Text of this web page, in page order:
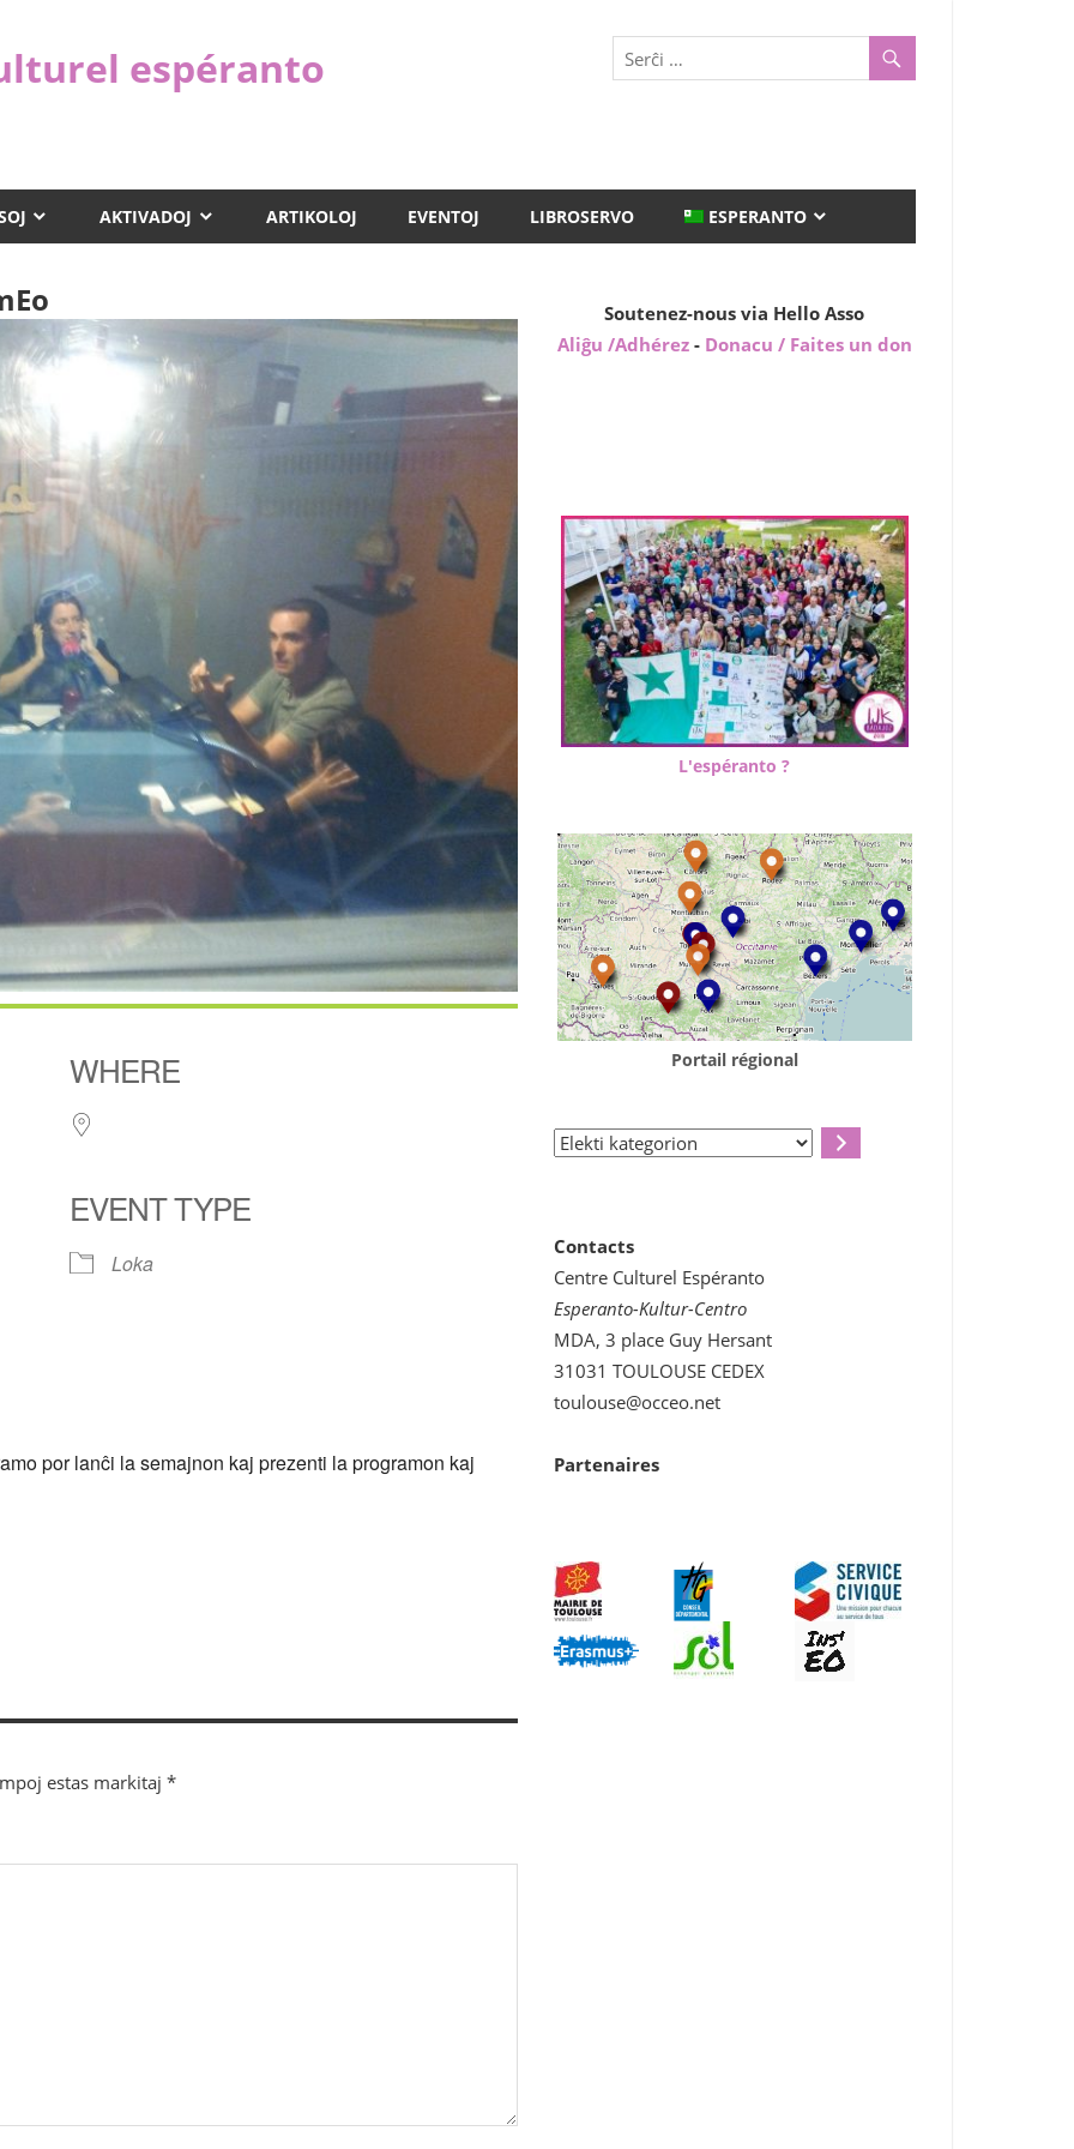
espéranto
AKTIVADOJ ARTIKOLOJ EVENTOJ LIBROSERVO ESPERANTO
iCalendar Outlook Live
WHERE
EVENT TYPE
Loka
por lanĉi la semajnon kaj prezenti la programon kaj
estas markitaj *
Soutenez-nous via Hello Asso
Aliĝu /Adhérez - Donacu / Faites un don
L'espéranto ?
Portail régional
Elekti
Contacts
Centre Culturel Espéranto
Esperanto-Kultur-Centro
MDA, 3 place Guy Hersant
31031 TOULOUSE CEDEX
toulouse@occeo.net
Partenaires